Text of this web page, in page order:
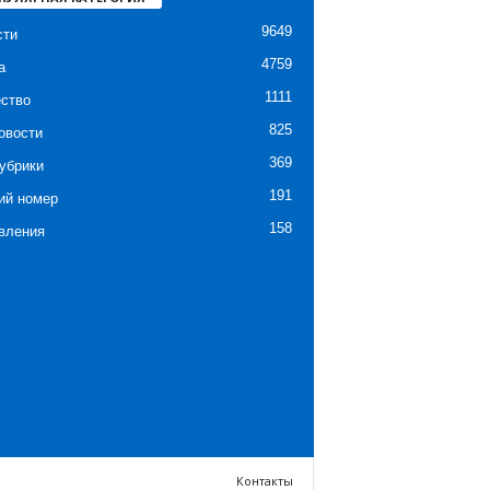
9649
4759
1111
825
369
номер 191
158
Контакты